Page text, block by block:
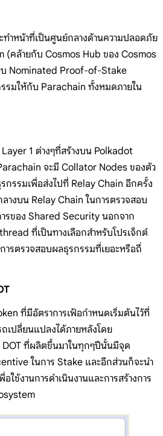
ทำหน้าที่เป็นศูนย์กลางด้านความปลอดภัย
(คล้ายกับ Cosmos Hub ของ Cosmos
Nominated Proof-of-Stake
รมให้กับ Parachain ทั้งหมดภายใน
1 ต่างๆที่สร้างบน Polkadot
จะมี Collator Nodes ของตัว
กรรมเพื่อส่งไปที่ Relay Chain อีกครั้ง
างบน Relay Chain ในการตรวจสอบ
รของ Shared Security นอกจาก
ที่เป็นทางเลือกสำหรับโปรเจ็กต์
ารตรวจสอบผลธุรกรรมที่เยอะหรือถี่
ที่มีอัตราการเฟ้อกำหนดเริ่มต้นไว้ที่
เปลี่ยนแปลงได้ภายหลังโดย
ที่ผลิตขึ้นมาในทุกๆปีนั้นมีจุด
ในการ Stake และอีกส่วนก็จะนำ
ใช้งานการดำเนินงานและการสร้างการ